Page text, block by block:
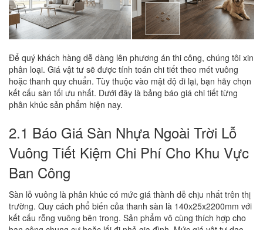
Để quý khách hàng dễ dàng lên phương án thi công, chúng tôi xin
phân loại. Giá vật tư sẽ được tính toán chi tiết theo mét vuông
hoặc thanh quy chuẩn. Tùy thuộc vào mật độ đi lại, bạn hãy chọn
kết cấu sàn tối ưu nhất. Dưới đây là bảng báo giá chi tiết từng
phân khúc sản phẩm hiện nay.
2.1 Báo Giá Sàn Nhựa Ngoài Trời Lỗ
Vuông Tiết Kiệm Chi Phí Cho Khu Vực
Ban Công
Sàn lỗ vuông là phân khúc có mức giá thành dễ chịu nhất trên thị
trường. Quy cách phổ biến của thanh sàn là 140x25x2200mm với
kết cấu rỗng vuông bên trong. Sản phẩm vô cùng thích hợp cho